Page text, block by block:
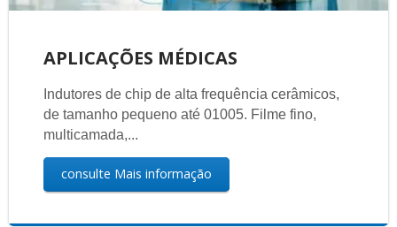
APLICAÇÕES MÉDICAS
Indutores de chip de alta frequência cerâmicos,
de tamanho pequeno até 01005. Filme fino,
multicamada,...
consulte Mais informação